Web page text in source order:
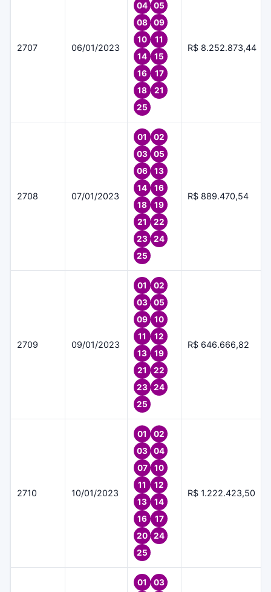
2707 06/01/2023
04
05
08
09
10
11
14
15
16
17
18
21
25
R$ 8.252.873,44
2708 07/01/2023
01
02
03
05
06
13
14
16
18
19
21
22
23
24
25
R$ 889.470,54
2709 09/01/2023
01
02
03
05
09
10
11
12
13
19
21
22
23
24
25
R$ 646.666,82
2710 10/01/2023
01
02
03
04
07
10
11
12
13
14
16
17
20
24
25
R$ 1.222.423,50
01
03